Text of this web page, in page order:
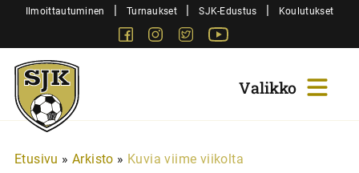
SiirryIlmoittautuminen | Turnaukset | SJK-Edustus | Koulutukset
FacebookInstagram
Twitter
Sjk-
Juniorit
Etusivu » Arkisto » Kuvia viime viikolta